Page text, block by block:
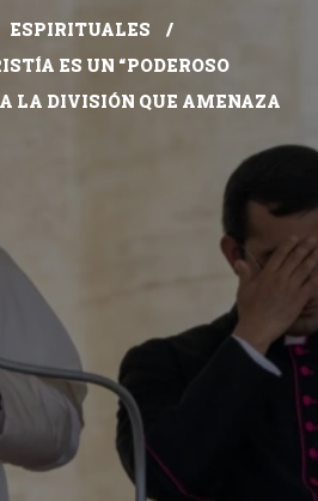
ESPIRITUALES
ES UN “PODEROSO
LA DIVISIÓN QUE AMENAZA